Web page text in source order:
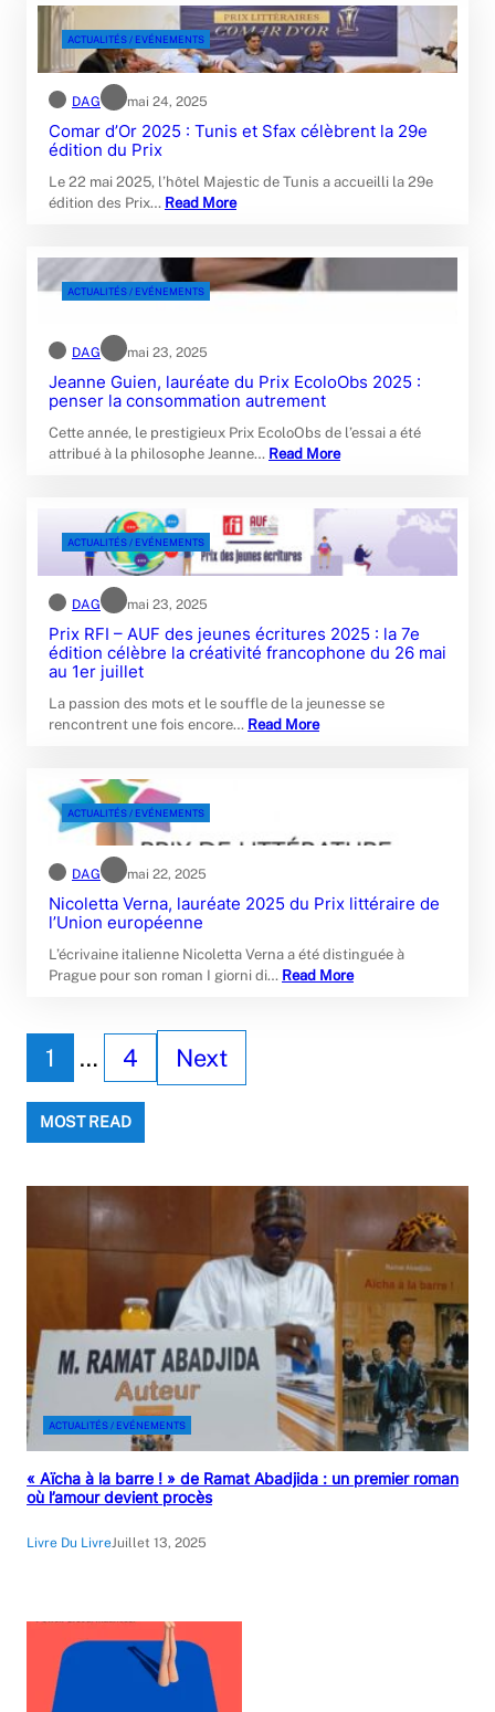
ACTUALITÉS / EVÉNEMENTS
DAG mai 24, 2025
Comar d’Or 2025 : Tunis et Sfax célèbrent la 29e
édition du Prix
Le 22 mai 2025, l’hôtel Majestic de Tunis a accueilli la 29e
édition des Prix… Read More
ACTUALITÉS / EVÉNEMENTS
DAG mai 23, 2025
Jeanne Guien, lauréate du Prix EcoloObs 2025 :
penser la consommation autrement
Cette année, le prestigieux Prix EcoloObs de l’essai a été
attribué à la philosophe Jeanne… Read More
ACTUALITÉS / EVÉNEMENTS
DAG mai 23, 2025
Prix RFI – AUF des jeunes écritures 2025 : la 7e
édition célèbre la créativité francophone du 26 mai
au 1er juillet
La passion des mots et le souffle de la jeunesse se
rencontrent une fois encore… Read More
ACTUALITÉS / EVÉNEMENTS
DAG mai 22, 2025
Nicoletta Verna, lauréate 2025 du Prix littéraire de
l’Union européenne
L’écrivaine italienne Nicoletta Verna a été distinguée à
Prague pour son roman I giorni di… Read More
1 … 4 Next
MOST READ
ACTUALITÉS / EVÉNEMENTS
« Aïcha à la barre ! » de Ramat Abadjida : un premier roman
où l’amour devient procès
Livre Du LivreJuillet 13, 2025